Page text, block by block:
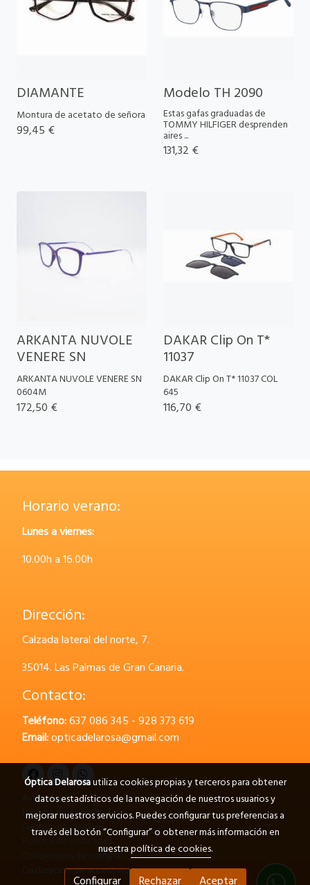
DIAMANTE
Montura de acetato de señora
99,45 €
Modelo TH 2090
Estas gafas graduadas de
TOMMY HILFIGER desprenden
aires ...
131,32 €
ARKANTA NUVOLE
VENERE SN
ARKANTA NUVOLE VENERE SN
0604M
172,50 €
DAKAR Clip On T*
11037
DAKAR Clip On T* 11037 COL
645
116,70 €
Horario verano:
Lunes a viernes:
10.00h a 16.00h
Dirección:
Calzada lateral del norte, 7.
35014.Las Palmas de Gran Canaria.
Contacto:
Teléfono:637 086 345 - 928 373 619
Email:opticadelarosa@gmail.com
Aviso legal
Política de cookies
Gestión de cookies
Condiciones de compra
Declaración de accesibilidad
Óptica Delarosautiliza cookies propias y terceros para obtener
datos estadísticos de la navegación de nuestros usuarios y
mejorar nuestros servicios. Puedes configurar tus preferencias a
través del botón “Configurar” o obtener más información en
nuestrapolítica de cookies.